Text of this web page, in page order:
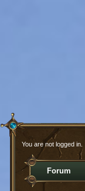
You are not logged in.
Forum